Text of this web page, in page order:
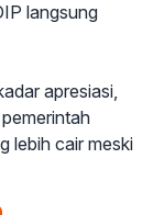
langsung
apresiasi,
lebih cair meski